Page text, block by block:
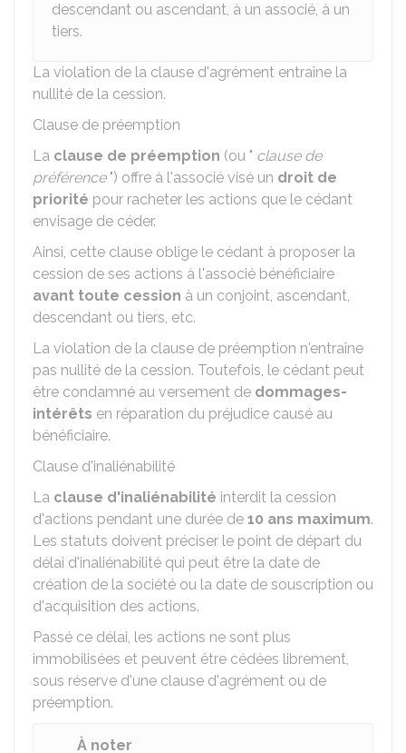
descendant ou ascendant, à un associé, à un
tiers.
La violation de la clause d'agrément entraîne la
nullité de la cession.
Clause de préemption
La clause de préemption (ou " clause de
préférence") offre à l'associé visé un droit de
priorité pour racheter les actions que le cédant
envisage de céder.
Ainsi, cette clause oblige le cédant à proposer la
cession de ses actions à l'associé bénéficiaire
avant toute cession à un conjoint, ascendant,
descendant ou tiers, etc.
La violation de la clause de préemption n'entraîne
pas nullité de la cession. Toutefois, le cédant peut
être condamné au versement de dommages-
intérêts en réparation du préjudice causé au
bénéficiaire.
Clause d'inaliénabilité
La clause d'inaliénabilité interdit la cession
d'actions pendant une durée de 10 ans maximum.
Les statuts doivent préciser le point de départ du
délai d'inaliénabilité qui peut être la date de
création de la société ou la date de souscription ou
d'acquisition des actions.
Passé ce délai, les actions ne sont plus
immobilisées et peuvent être cédées librement,
sous réserve d'une clause d'agrément ou de
préemption.
À noter